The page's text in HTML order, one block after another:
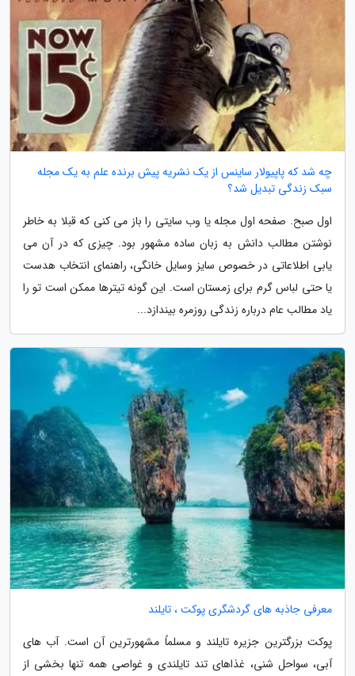
چه شد که پاپیولار ساینس از یک نشریه پیش برنده علم به یک مجله
سبک زندگی تبدیل شد؟
اول صبح. صفحه اول مجله یا وب سایتی را باز می کنی که قبلا به خاطر
نوشتن مطالب دانش به زبان ساده مشهور بود. چیزی که در آن می
یابی اطلاعاتی در خصوص سایز وسایل خانگی، راهنمای انتخاب هدست
یا حتی لباس گرم برای زمستان است. این گونه تیترها ممکن است تو را
یاد مطالب عام درباره زندگی روزمره بیندازد...
معرفی جاذبه های گردشگری پوکت ، تایلند
پوکت بزرگترین جزیره تایلند و مسلماً مشهورترین آن است. آب های
آبی، سواحل شنی، غذاهای تند تایلندی و غواصی همه تنها بخشی از